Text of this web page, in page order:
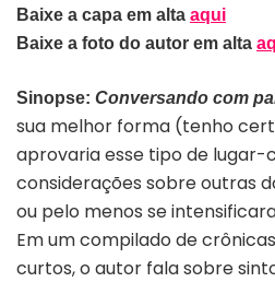
Baixe a capa em alta aqui
Baixe a foto do autor em alta
Sinopse: Conversando com
sua melhor forma (tenho
aprovaria esse tipo de lugar-
considerações sobre outras
ou pelo menos se
Em um compilado de
curtos, o autor fala sobre